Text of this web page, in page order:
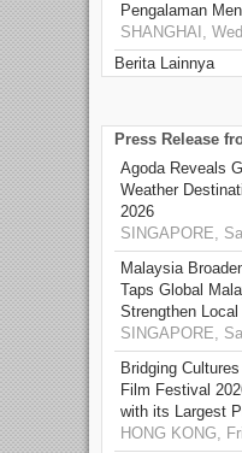
Pengalaman
SHANGHAI,
Berita Lainnya
Press Release
Agoda Reveals
Weather
2026
SINGAPORE,
Malaysia
Taps Global
Strengthen Local
SINGAPORE,
Bridging
Film Festival
with its Largest
HONG KONG,